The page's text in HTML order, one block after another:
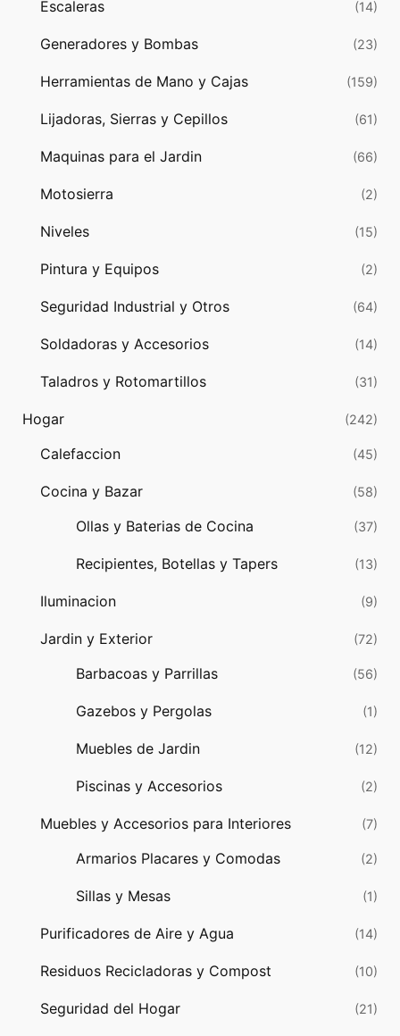
Escaleras (14)
Generadores y Bombas (23)
Herramientas de Mano y Cajas (159)
Lijadoras, Sierras y Cepillos (61)
Maquinas para el Jardin (66)
Motosierra (2)
Niveles (15)
Pintura y Equipos (2)
Seguridad Industrial y Otros (64)
Soldadoras y Accesorios (14)
Taladros y Rotomartillos (31)
Hogar (242)
Calefaccion (45)
Cocina y Bazar (58)
Ollas y Baterias de Cocina (37)
Recipientes, Botellas y Tapers (13)
Iluminacion (9)
Jardin y Exterior (72)
Barbacoas y Parrillas (56)
Gazebos y Pergolas (1)
Muebles de Jardin (12)
Piscinas y Accesorios (2)
Muebles y Accesorios para Interiores (7)
Armarios Placares y Comodas (2)
Sillas y Mesas (1)
Purificadores de Aire y Agua (14)
Residuos Recicladoras y Compost (10)
Seguridad del Hogar (21)